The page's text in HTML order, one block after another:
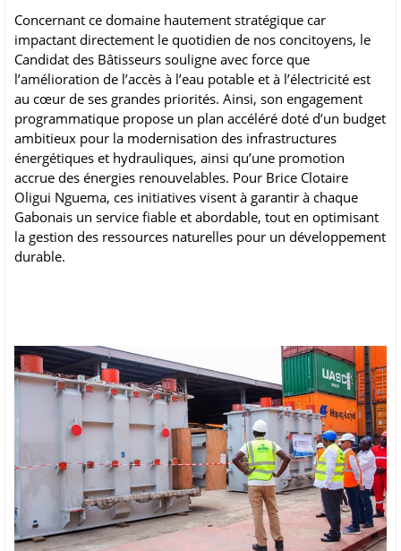
Concernant ce domaine hautement stratégique car
impactant directement le quotidien de nos concitoyens, le
Candidat des Bâtisseurs souligne avec force que
l’amélioration de l’accès à l’eau potable et à l’électricité est
au cœur de ses grandes priorités. Ainsi, son engagement
programmatique propose un plan accéléré doté d’un budget
ambitieux pour la modernisation des infrastructures
énergétiques et hydrauliques, ainsi qu’une promotion
accrue des énergies renouvelables. Pour Brice Clotaire
Oligui Nguema, ces initiatives visent à garantir à chaque
Gabonais un service fiable et abordable, tout en optimisant
la gestion des ressources naturelles pour un développement
durable.